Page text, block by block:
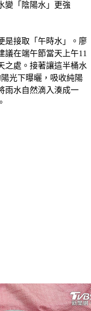
變「陰陽水」更強
是接取「午時水」。廖
議在端午節當天上午11
之處。接著讓這半桶水
光下曝曬，吸收純陽
雨水自然滴入湊成一